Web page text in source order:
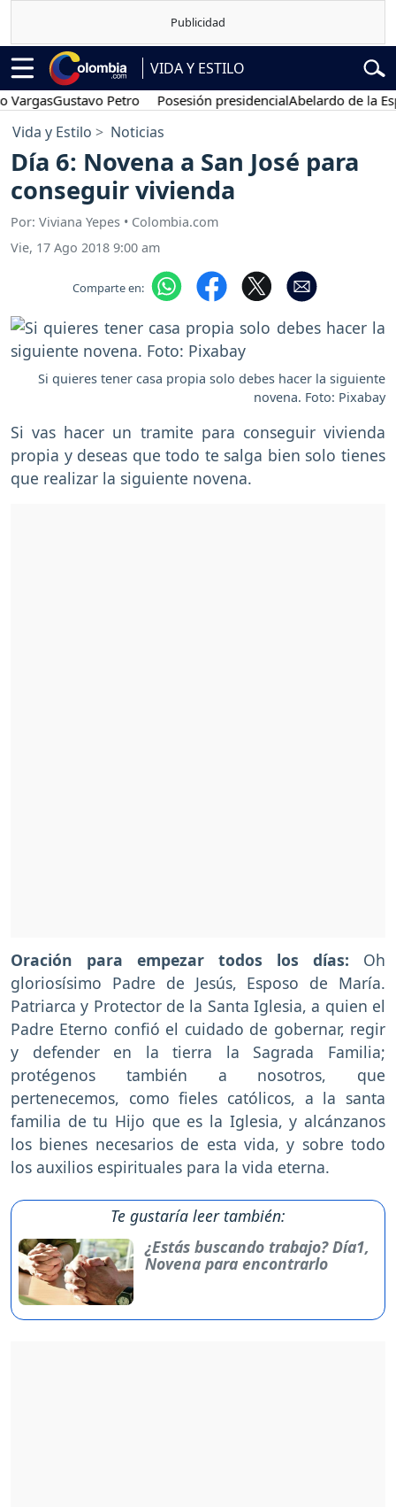
VIDA Y ESTILO
Gustavo Petro Posesión presidencialAbelardo de la Espriella
Vida y Estilo Noticias
Día 6: Novena a San José para
conseguir vivienda
Por: Viviana Yepes • Colombia.com
Vie, 17 Ago 2018 9:00 am
Comparte en:
Si quieres tener casa propia solo debes hacer la siguiente
novena. Foto: Pixabay
Si vas hacer un tramite para conseguir vivienda
propia y deseas que todo te salga bien solo tienes
que realizar la siguiente novena.
Oración para empezar todos los días: Oh
gloriosísimo Padre de Jesús, Esposo de María.
Patriarca y Protector de la Santa Iglesia, a quien el
Padre Eterno confió el cuidado de gobernar, regir
y defender en la tierra la Sagrada Familia;
protégenos también a nosotros, que
pertenecemos, como fieles católicos, a la santa
familia de tu Hijo que es la Iglesia, y alcánzanos
los bienes necesarios de esta vida, y sobre todo
los auxilios espirituales para la vida eterna.
Te gustaría leer también:
¿Estás buscando trabajo? Día1,
Novena para encontrarlo